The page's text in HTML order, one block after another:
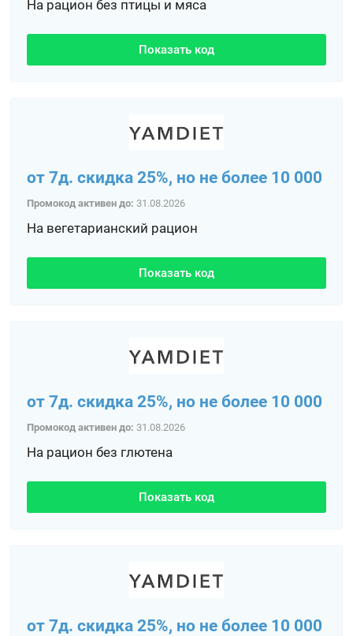
На рацион без птицы и мяса
Показать код
от 7д. скидка 25%, но не более 10 000
Промокод активен до: 31.08.2026
На вегетарианский рацион
Показать код
от 7д. скидка 25%, но не более 10 000
Промокод активен до: 31.08.2026
На рацион без глютена
Показать код
от 7д. скидка 25%, но не более 10 000